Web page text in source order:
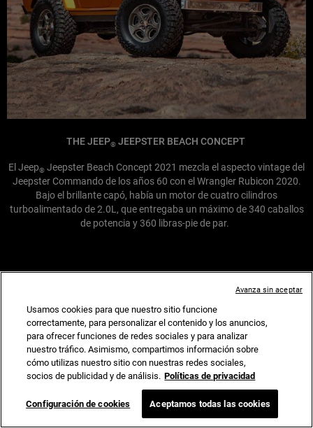
THE JEEP®JEEPSTER BEACH CONCEPT
El Jeep® Jeepster Beach Concept 2021 mezcla el aspecto vintage del
Jeepster Commando de los años 60 con el Wrangler Rubicon 2020.
Bajo el brillante capó, había un motor de cuatro cilindros
turboalimentado de 2.0L, que entregaba un máximo de 340 caballos
de potencia y 360 libras-pie de par.
Usamos cookies para que nuestro sitio funcione
correctamente, para personalizar el contenido y los anuncios,
para ofrecer funciones de redes sociales y para analizar
nuestro tráfico. Asimismo, compartimos información sobre
cómo utilizas nuestro sitio con nuestras redes sociales,
socios de publicidad y de análisis. Políticas de privacidad
Configuración de cookies Aceptamos todas las cookies
Avanza sin aceptar